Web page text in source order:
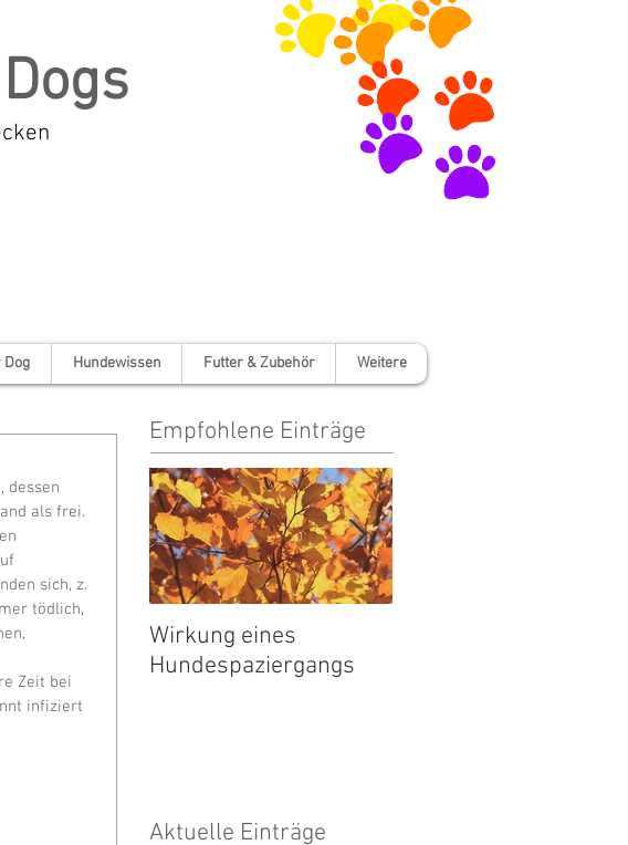
Dog Hundewissen Futter & Zubehör Weitere
dessen
als frei.
sich, z.
tödlich,
Zeit bei
infiziert
Empfohlene Einträge
Wirkung eines
Hundespaziergangs
Aktuelle Einträge